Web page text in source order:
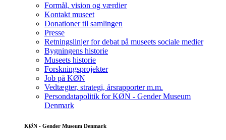
Formål, vision og værdier
Kontakt museet
Donationer til samlingen
Presse
Retningslinjer for debat på museets sociale medier
Bygningens historie
Museets historie
Forskningsprojekter
Job på KØN
Vedtægter, strategi, årsrapporter m.m.
Persondatapolitik for KØN - Gender Museum
Denmark
KØN - Gender Museum Denmark